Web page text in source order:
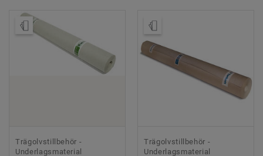
Beställ prov
Trägolvstillbehör -
Underlagsmaterial
Trägolvstillbehör -
Underlagsmaterial